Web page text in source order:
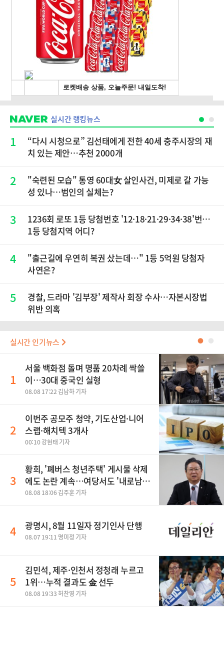
실시간 랭킹뉴스
1
“다시 시청으로” 김선태에게 전한 40세 충주시장의 재
치 있는 제안…추천 2000개
2
"숙련된 모습" 통영 60대女 살인사건, 미제로 갈 가능
성 있나…범인의 실체는?
3
1236회 로또 1등 당첨번호 '12·18·21·29·34·38'번…
1등 당첨지역 어디?
4
"출근길에 우연히 복권 샀는데…" 1등 5억원 당첨자
사연은?
5
경찰, 드라마 '김부장' 제작사 회장 수사…자본시장법
위반 의혹
실시간 인기뉴스 ●
1
서울 백화점 돌며 명품 20차례 싹쓸
이…30대 중국인 실형
08.08 17:22 김남하 기자
2
이번주 공모주 청약, 기도산업·니어
스랩·해치텍 3개사
00:10 강현태 기자
3
황희, '폐버스 청년주택' 게시물 삭제
에도 논란 계속…여당서도 '내로남
불' 비판
08.08 18:06 김주훈 기자
4 광명시, 8월 11일자 정기인사 단행
08.07 19:11 명미정 기자
5
김민석, 제주·인천서 정청래 누르고
1위…누적 결과도 金 선두
08.08 19:33 허찬영 기자